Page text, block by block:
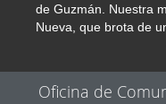
de Guzmán. Nuestra
Nueva, que brota de
Oficina de